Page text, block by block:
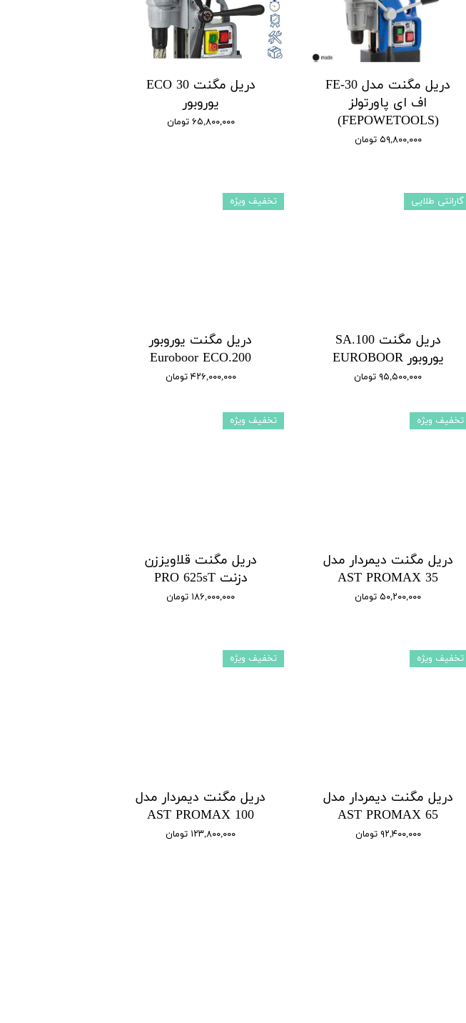
دریل مگنت مدل FE-30
اف ای پاورتولز
(FEPOWETOOLS)
۵۹,۸۰۰,۰۰۰ تومان
دریل مگنت ECO 30
یوروبور
۶۵,۸۰۰,۰۰۰ تومان
دریل مگنت SA.100
یوروبور EUROBOOR
۹۵,۵۰۰,۰۰۰ تومان
گارانتی طلایی
دریل مگنت یوروبور
Euroboor ECO.200
۴۲۶,۰۰۰,۰۰۰ تومان
تخفیف ویژه
دریل مگنت دیمردار مدل
AST PROMAX 35
۵۰,۲۰۰,۰۰۰ تومان
تخفیف ویژه
دریل مگنت قلاویززن
دزنت PRO 625sT
۱۸۶,۰۰۰,۰۰۰ تومان
تخفیف ویژه
دریل مگنت دیمردار مدل
AST PROMAX 65
۹۲,۴۰۰,۰۰۰ تومان
تخفیف ویژه
دریل مگنت دیمردار مدل
AST PROMAX 100
۱۲۳,۸۰۰,۰۰۰ تومان
تخفیف ویژه